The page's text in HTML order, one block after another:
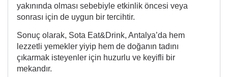
yakınında olması sebebiyle etkinlik öncesi veya
sonrası için de uygun bir tercihtir.
Sonuç olarak, Sota Eat&Drink, Antalya’da hem
lezzetli yemekler yiyip hem de doğanın tadını
çıkarmak isteyenler için huzurlu ve keyifli bir
mekandır.